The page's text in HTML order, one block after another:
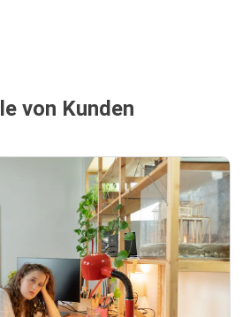
von Kunden